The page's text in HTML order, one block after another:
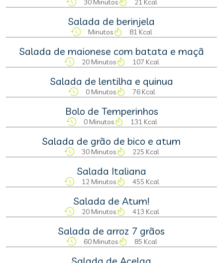
30 Minutos 21 Kcal
Salada de berinjela
Minutos 81 Kcal
Salada de maionese com batata e maçã
20 Minutos 107 Kcal
Salada de lentilha e quinua
0 Minutos 76 Kcal
Bolo de Temperinhos
0 Minutos 131 Kcal
Salada de grão de bico e atum
30 Minutos 225 Kcal
Salada Italiana
12 Minutos 455 Kcal
Salada de Atum!
20 Minutos 413 Kcal
Salada de arroz 7 grãos
60 Minutos 85 Kcal